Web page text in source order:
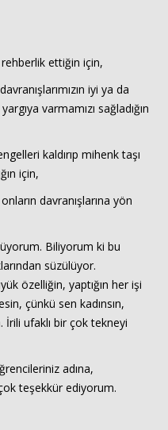
rehberlik ettiğin için,
iyi ya da
varmamızı sağladığın
kaldırıp mihenk taşı
için,
davranışlarına yön
Biliyorum ki bu
süzülüyor.
özelliğin, yaptığın her işi
çünkü sen kadınsın,
İrili ufaklı bir çok tekneyi
adına,
teşekkür ediyorum.